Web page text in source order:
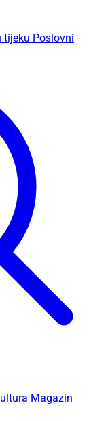
tijeku Poslovni
Magazin